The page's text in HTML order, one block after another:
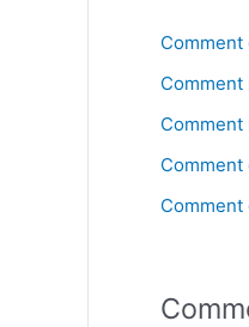
Comment
Comment
Comment